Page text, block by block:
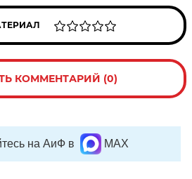
КОММЕНТАРИЙ (0)
на АиФ в MAX